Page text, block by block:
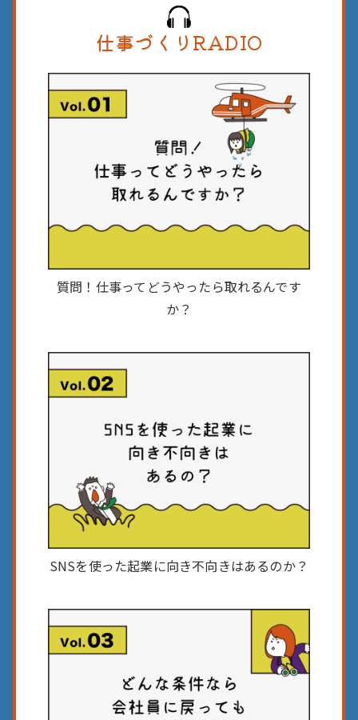
仕事づくりRADIO
質問！仕事って どうやったら取れるんです
か？
SNSを使った起業に向き不向きはあるのか？